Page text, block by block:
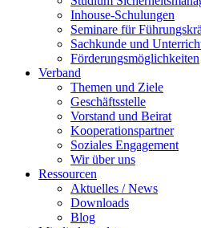
Inhouse-Schulungen
Seminare für
Sachkunde und
Förderungsmöglichkeiten
Verband
Themen und Ziele
Geschäftsstelle
Vorstand und Beirat
Kooperationspartner
Soziales Engagement
Wir über uns
Ressourcen
Aktuelles / News
Downloads
Blog